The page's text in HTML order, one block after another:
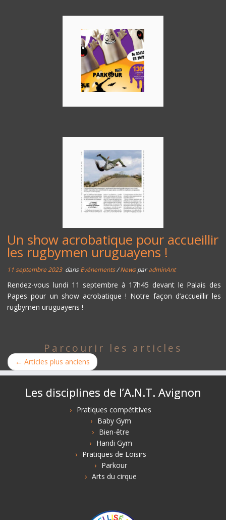
Un show acrobatique pour accueillir
les rugbymen uruguayens !
11 septembre 2023dansEvénements/NewsparadminAnt
Rendez-vous lundi 11 septembre à 17h45 devant le Palais des
Papes pour un show acrobatique ! Notre façon d’accueillir les
rugbymen uruguayens !
Parcourir les articles
← Articles plus anciens
Les disciplines de l’A.N.T. Avignon
Pratiques compétitives
Baby Gym
Bien-être
Handi Gym
Pratiques de Loisirs
Parkour
Arts du cirque